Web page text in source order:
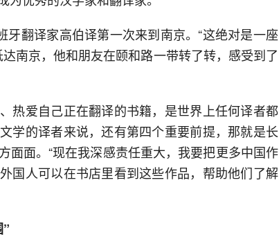
牙翻译家高伯译第一次来到南京。“这绝对是一座
南京，他和朋友在颐和路一带转了转，感受到了
热爱自己正在翻译的书籍，是世界上任何译者都
学的译者来说，还有第四个重要前提，那就是长
面面。“现在我深感责任重大，我要把更多中国作
国人可以在书店里看到这些作品，帮助他们了解